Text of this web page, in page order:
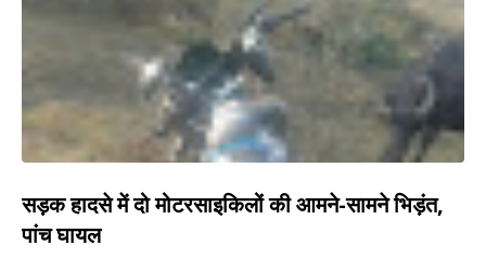
सड़क हादसे में दो मोटरसाइकिलों की आमने-सामने भिड़ंत,
पांच घायल